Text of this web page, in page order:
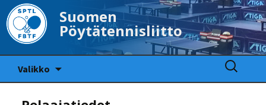
Suomen
Pöytätennisliitto
Valikko
Haku: